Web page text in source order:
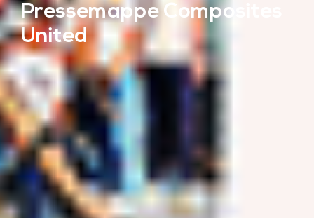
Pressemappe Composites
United